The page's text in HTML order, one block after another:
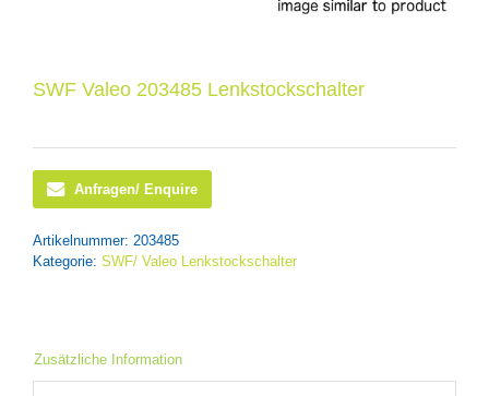
SWF Valeo 203485 Lenkstockschalter
Anfragen/ Enquire
Artikelnummer: 203485
Kategorie: SWF/ Valeo Lenkstockschalter
Zusätzliche Information